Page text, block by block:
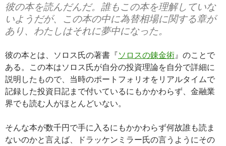
彼の本を読んだんだ。誰もこの本を理解していな
いようだが、この本の中に為替相場に関する章が
あり、わたしはそれに夢中になった。
彼の本とは、ソロス氏の著書『ソロスの錬金術 』のことで
ある。この本はソロス氏が自分の投資理論を自分で詳細に
説明したもので、当時のポートフォリオをリアルタイムで
記録した投資日記まで付いているにもかかわらず、金融業
界でも読む人がほとんどいない。
そんな本が数千円で手に入るにもかかわらず何故誰も読ま
ないのかと言えば、ドラッケンミラー氏の言うようにその